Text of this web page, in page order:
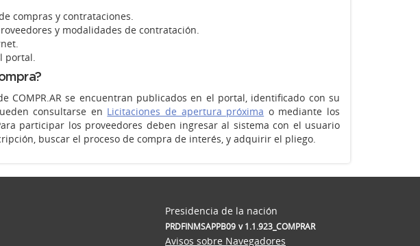
compras y contrataciones.
y modalidades de contratación.
portal.
COMPR.AR se encuentran publicados en el portal, identificado con su
consultarse en Licitaciones de apertura próxima o mediante los
participar los proveedores deben ingresar al sistema con el usuario
buscar el proceso de compra de interés, y adquirir el pliego.
Presidencia de la nación
PRDFINMSAPPB09 v 1.1.923_COMPRAR
Avisos sobre Navegadores